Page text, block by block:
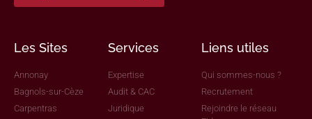
Les Sites
Annonay
Bagnols-sur-Cèze
Carpentras
Services
Expertise
Audit & CAC
Juridique
Liens utiles
Qui sommes-nous ?
Recrutement
Rejoindre le réseau